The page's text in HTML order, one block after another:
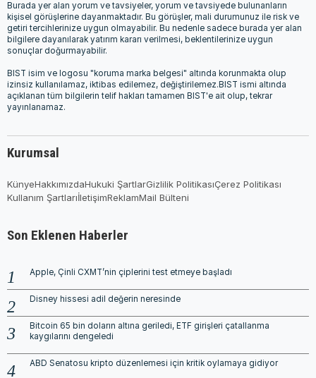
Burada yer alan yorum ve tavsiyeler, yorum ve tavsiyede bulunanların
kişisel görüşlerine dayanmaktadır. Bu görüşler, mali durumunuz ile risk ve
getiri tercihlerinize uygun olmayabilir. Bu nedenle sadece burada yer alan
bilgilere dayanılarak yatırım kararı verilmesi, beklentilerinize uygun
sonuçlar doğurmayabilir.
BIST isim ve logosu "koruma marka belgesi" altında korunmakta olup
izinsiz kullanılamaz, iktibas edilemez, değiştirilemez.BIST ismi altında
açıklanan tüm bilgilerin telif hakları tamamen BIST'e ait olup, tekrar
yayınlanamaz.
Kurumsal
KünyeHakkımızdaHukuki ŞartlarGizlilik PolitikasıÇerez Politikası
Kullanım ŞartlarıİletişimReklamMail Bülteni
Son Eklenen Haberler
Apple, Çinli CXMT’nin çiplerini test etmeye başladı
Disney hissesi adil değerin neresinde
Bitcoin 65 bin doların altına geriledi, ETF girişleri çatallanma
kaygılarını dengeledi
ABD Senatosu kripto düzenlemesi için kritik oylamaya gidiyor